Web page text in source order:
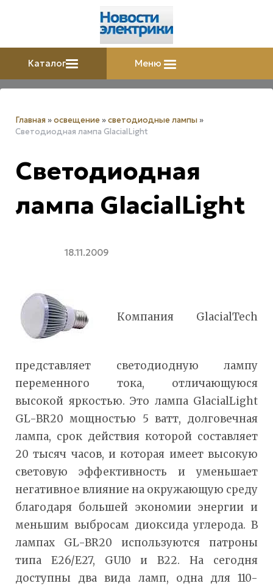
Каталог Меню
Главная »освещение »светодиодные лампы »
Светодиодная лампа GlacialLight
Светодиодная
лампа GlacialLight
18.11.2009
Компания GlacialTech
представляет светодиодную лампу
переменного тока, отличающуюся
высокой яркостью. Это лампа GlacialLight
GL-BR20 мощностью 5 ватт, долговечная
лампа, срок действия которой составляет
20 тысяч часов, и которая имеет высокую
световую эффективность и уменьшает
негативное влияние на окружающую среду
благодаря большей экономии энергии и
меньшим выбросам диоксида углерода. В
лампах GL-BR20 используются патроны
типа E26/E27, GU10 и B22. На сегодня
доступны два вида ламп, одна для 110-